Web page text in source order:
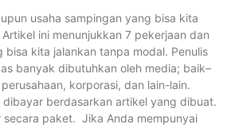
usaha sampingan yang bisa kita
ini menunjukkan 7 pekerjaan dan
bisa kita jalankan tanpa modal. Penulis
banyak dibutuhkan oleh media; baik–
korporasi, dan lain-lain.
dibayar berdasarkan artikel yang dibuat.
secara paket. Jika Anda mempunyai